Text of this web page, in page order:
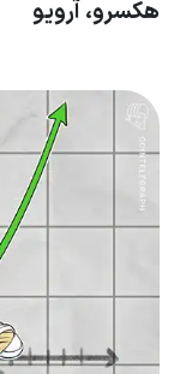
هکسرو، آرویو